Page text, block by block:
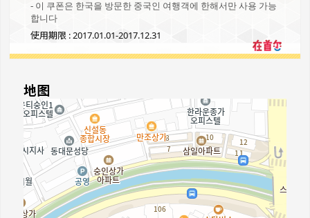
- 이 쿠폰은 한국을 방문한 중국인 여행객에 한해서만 사용 가능
합니다
使用期限 : 2017.01.01-2017.12.31
地图